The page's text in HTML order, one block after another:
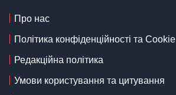
Про нас
Політика конфіденційності та Cookie
Редакційна політика
Умови користування та цитування